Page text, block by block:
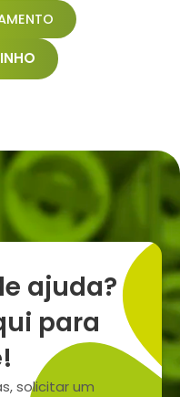
ajuda?
para
solicitar um